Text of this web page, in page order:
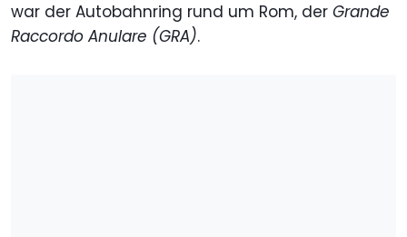
war der Autobahnring rund um Rom, der Grande
Raccordo Anulare (GRA).